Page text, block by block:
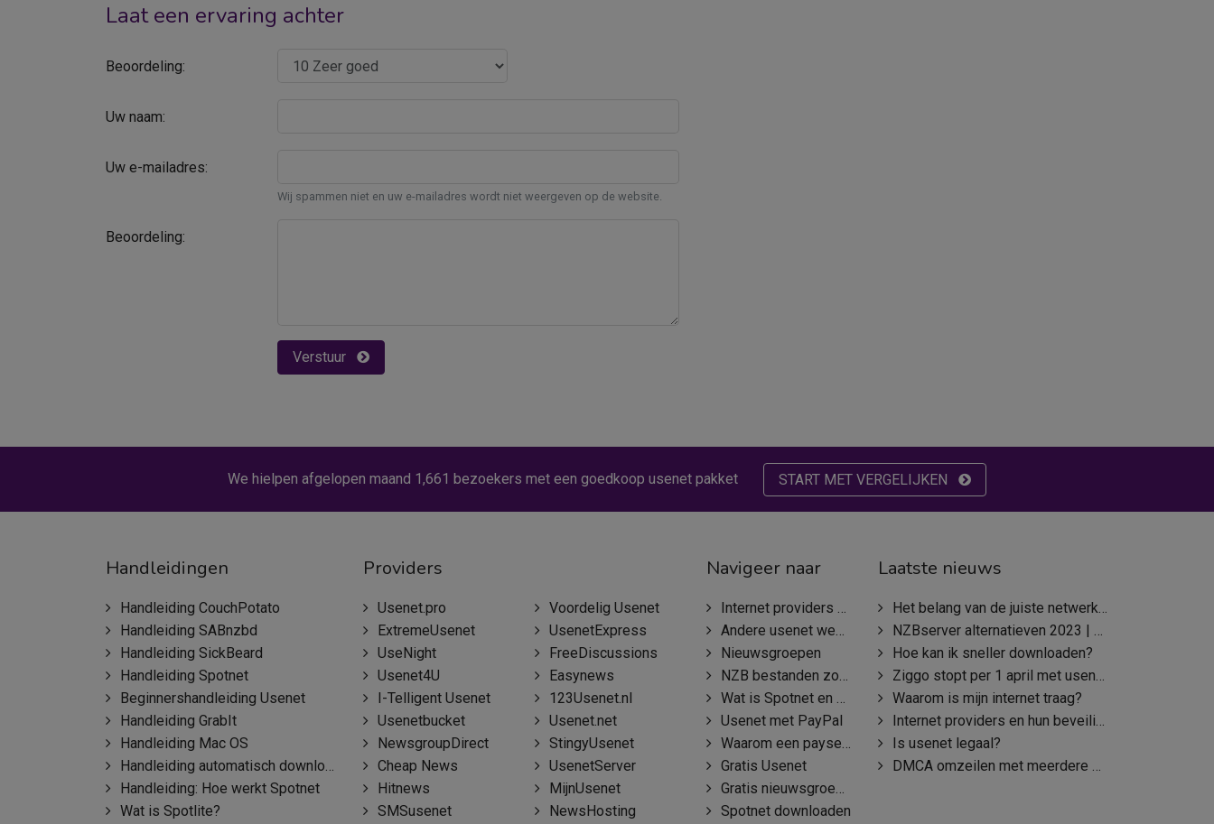
Laat een ervaring achter
Beoordeling:
Uw naam:
Uw e-mailadres:
Wij spammen niet en uw e-mailadres wordt niet weergeven op de website.
Beoordeling:
Verstuur
We hielpen afgelopen maand 1,661 bezoekers met een goedkoop usenet pakket START MET VERGELIJKEN
Handleidingen
Handleiding CouchPotato
Handleiding SABnzbd
Handleiding SickBeard
Handleiding Spotnet
Beginnershandleiding Usenet
Handleiding GrabIt
Handleiding Mac OS
Handleiding automatisch downloaden
Handleiding: Hoe werkt Spotnet
Wat is Spotlite?
Providers
Usenet.pro
Voordelig Usenet
ExtremeUsenet
UsenetExpress
UseNight
FreeDiscussions
Usenet4U
Easynews
I-Telligent Usenet
123Usenet.nl
Usenetbucket
Usenet.net
NewsgroupDirect
StingyUsenet
Cheap News
UsenetServer
Hitnews
MijnUsenet
SMSusenet
NewsHosting
Navigeer naar
Internet providers met nieuwsservers
Andere usenet websites
Nieuwsgroepen
NZB bestanden zoeken
Wat is Spotnet en hoe werkt het?
Usenet met PayPal
Waarom een payserver?
Gratis Usenet
Gratis nieuwsgroepen
Spotnet downloaden
Laatste nieuws
Het belang van de juiste netwerkkeuze
NZBserver alternatieven 2023 | NZBserver.com offline?
Hoe kan ik sneller downloaden?
Ziggo stopt per 1 april met usenet, wat nu?
Waarom is mijn internet traag?
Internet providers en hun beveiliging
Is usenet legaal?
DMCA omzeilen met meerdere providers